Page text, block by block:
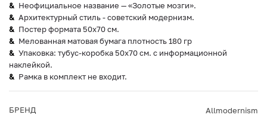
Неофициальное название — «Золотые мозги».
Архитектурный стиль - советский модернизм.
Постер формата 50х70 см.
Мелованная матовая бумага плотность 180 гр
Упаковка: тубус-коробка 50х70 см. с информационной
наклейкой.
Рамка в комплект не входит.
БРЕНД Allmodernism